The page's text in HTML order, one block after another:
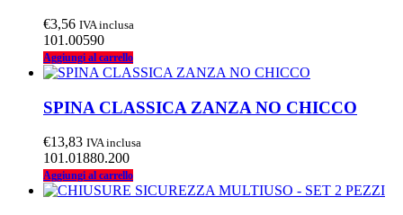
€3,56 IVA inclusa
101.00590
Aggiungi al carrello
SPINA CLASSICA ZANZA NO CHICCO
€13,83 IVA inclusa
101.01880.200
Aggiungi al carrello